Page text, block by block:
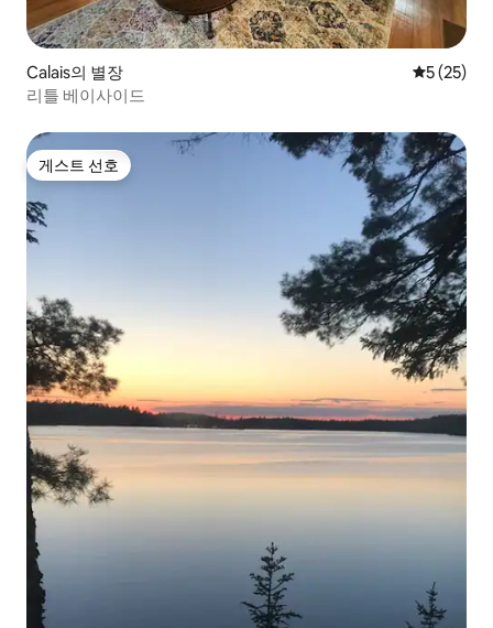
Calais의 별장 평점 5점
5 (25)
리틀 베이사이드
게스트 선호
게스트 선호